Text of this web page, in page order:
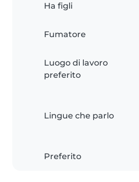
Ha figli
Fumatore
Luogo di lavoro
preferito
Lingue che parlo
Preferito